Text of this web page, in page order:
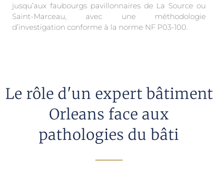
jusqu’aux faubourgs pavillonnaires de La Source ou
Saint-Marceau, avec une méthodologie
d’investigation conforme à la norme NF P03-100.
Le rôle d'un expert bâtiment
Orleans face aux
pathologies du bâti